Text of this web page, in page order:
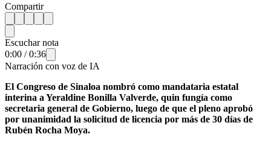
Compartir
Escuchar nota
0:00 /0:36
Narración con voz de IA
El Congreso de Sinaloa nombró como mandataria estatal
interina a Yeraldine Bonilla Valverde, quin fungía como
secretaria general de Gobierno, luego de que el pleno aprobó
por unanimidad la solicitud de licencia por más de 30 días de
Rubén Rocha Moya.